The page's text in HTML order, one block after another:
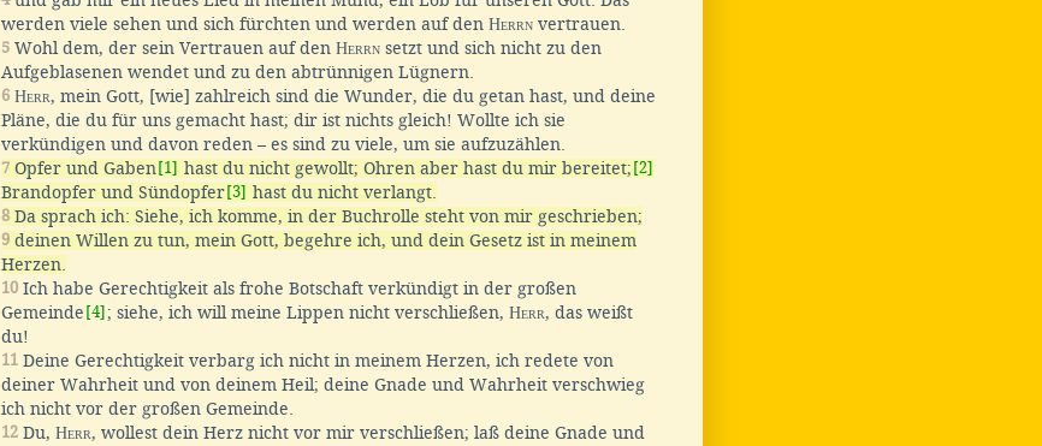
werden viele sehen und sich fürchten und werden auf den Herrn vertrauen.
5 Wohl dem, der sein Vertrauen auf den Herrn setzt und sich nicht zu den
Aufgeblasenen wendet und zu den abtrünnigen Lügnern.
6 Herr, mein Gott, [wie] zahlreich sind die Wunder, die du getan hast, und deine
Pläne, die du für uns gemacht hast; dir ist nichts gleich! Wollte ich sie
verkündigen und davon reden – es sind zu viele, um sie aufzuzählen.
7 Opfer und Gaben [1] hast du nicht gewollt; Ohren aber hast du mir bereitet; [2]
Brandopfer und Sündopfer [3] hast du nicht verlangt.
8 Da sprach ich: Siehe, ich komme, in der Buchrolle steht von mir geschrieben;
9 deinen Willen zu tun, mein Gott, begehre ich, und dein Gesetz ist in meinem
Herzen.
10 Ich habe Gerechtigkeit als frohe Botschaft verkündigt in der großen
Gemeinde [4] ; siehe, ich will meine Lippen nicht verschließen, Herr, das weißt
du!
11 Deine Gerechtigkeit verbarg ich nicht in meinem Herzen, ich redete von
deiner Wahrheit und von deinem Heil; deine Gnade und Wahrheit verschwieg
ich nicht vor der großen Gemeinde.
12 Du, Herr, wollest dein Herz nicht vor mir verschließen; laß deine Gnade und